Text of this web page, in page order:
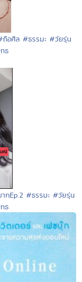
ถือศีล #ธรรมะ #วัยรุ่น
ธ
กEp.2 #ธรรมะ #วัยรุ่น
ธ